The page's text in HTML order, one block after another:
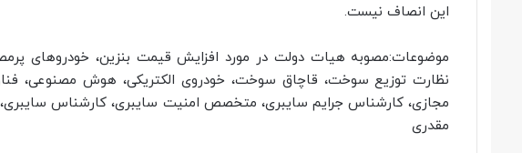
این انصاف نیست.
موضوعات:مصوبه هیات دولت در مورد افزایش قیمت بنزین، خودروهای
نظارت توزیع سوخت، قاچاق سوخت، خودروی الکتریکی، هوش مصنوعی،
مجازی، کارشناس جرایم سایبری، متخصص امنیت سایبری، کارشناس سایبری،
مقدری